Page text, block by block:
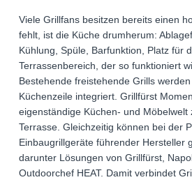
Viele Grillfans besitzen bereits einen
fehlt, ist die Küche drumherum:
Kühlung, Spüle, Barfunktion, Platz für
Terrassenbereich, der so funktioniert
Bestehende freistehende Grills
Küchenzeile integriert. Grillfürst
eigenständige Küchen- und Möbelwelt
Terrasse. Gleichzeitig können bei der
Einbaugrillgeräte führender Hersteller
darunter Lösungen von Grillfürst,
Outdoorchef HEAT. Damit verbindet